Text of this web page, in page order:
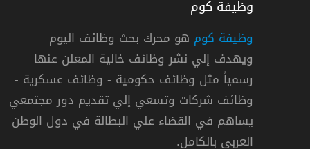
مايكروسوفت مصر
مايكروسوفت
« مصر » ,القاهرة,
فترة تدريب
وظيفة كوم
وظيفة كوم هو محرك بحث وظائف اليوم
ويهدف إلي نشر وظائف خالية المعلن عنها
رسمياً مثل وظائف حكومية - وظائف عسكرية -
وظائف شركات وتسعي إلي تقديم دور مجتمعي
يساهم في القضاء علي البطالة في دول الوطن
العربي بالكامل.